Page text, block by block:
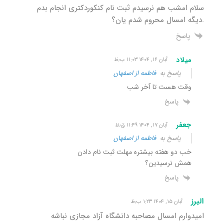
سلام امشب هم نرسیدم ثبت نام کنکوردکتری انجام بدم
.دیگه امسال محروم شدم یان؟
پاسخ
میلاد آبان ۱۶, ۱۴۰۴ ۱۱:۰۳ ب٫ظ
پاسخ بهفاطمه از اصفهان
وقت هست تا آخر شب
پاسخ
جعفر آبان ۱۷, ۱۴۰۴ ۱۱:۴۹ ق٫ظ
پاسخ بهفاطمه از اصفهان
خب دو هفته بیشتره مهلت ثبت نام دادن
همش نرسیدین؟
پاسخ
البرز آبان ۱۵, ۱۴۰۴ ۱:۲۳ ب٫ظ
امیدوارم امسال مصاحبه دانشگاه آزاد مجازی نباشه